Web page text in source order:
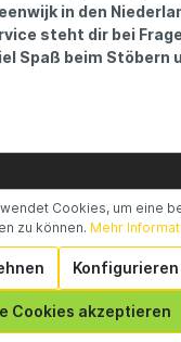
in den
steht dir bei
Spaß beim Stöbern
Cookies, um eine
zu können. Mehr
Konfigurieren
Cookies akzeptieren